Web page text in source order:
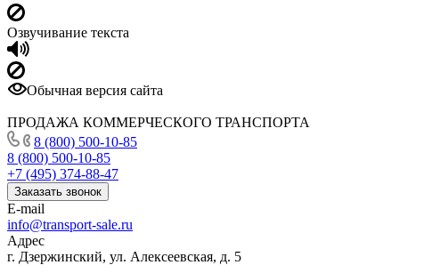
Озвучивание текста
Обычная версия сайта
ПРОДАЖА КОММЕРЧЕСКОГО ТРАНСПОРТА
8 (800) 500-10-85
8 (800) 500-10-85
+7 (495) 374-88-47
Заказать звонок
E-mail
info@transport-sale.ru
Адрес
г. Дзержинский, ул. Алексеевская, д. 5